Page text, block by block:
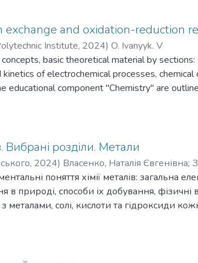
основні поняття та теоретичні
типових задач. У додатках
exchange and oxidation-reduction
Institute, 2024) O. Ivanyyk. V
basic theoretical material by
of electrochemical processes,
educational component "Chemistry" are
atom and the processes of oxidation and
contains tasks for self-control, necessary
for bachelor's degree holders in technical
Вибрані розділи. Метали
, 2024) Власенко, Наталія Євгенівна;
поняття хімії металів: загальна
природі, способи іх добування, фізичні
металами, солі, кислоти та гідроксиди
до модульної контрольної роботи.
Також може бути корисним для